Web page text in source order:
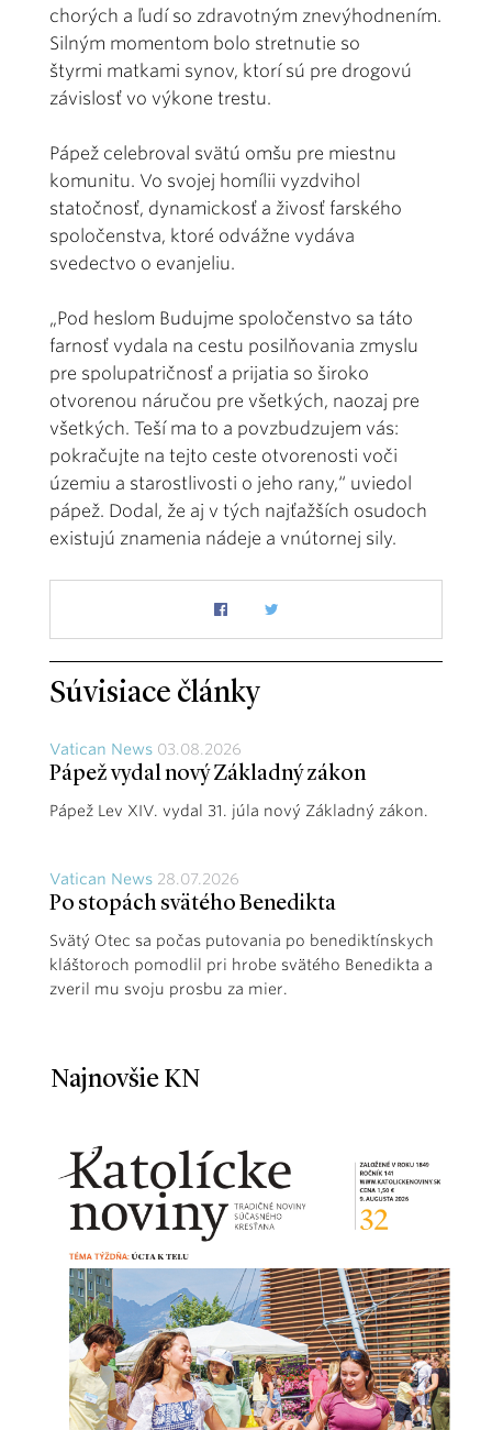
chorých a ľudí so zdravotným znevýhodnením.
Silným momentom bolo stretnutie so
štyrmi matkami synov, ktorí sú pre drogovú
závislosť vo výkone trestu.
Pápež celebroval svätú omšu pre miestnu
komunitu. Vo svojej homílii vyzdvihol
statočnosť, dynamickosť a živosť farského
spoločenstva, ktoré odvážne vydáva
svedectvo o evanjeliu.
„Pod heslom Budujme spoločenstvo sa táto
farnosť vydala na cestu posilňovania zmyslu
pre spolupatričnosť a prijatia so široko
otvorenou náručou pre všetkých, naozaj pre
všetkých. Teší ma to a povzbudzujem vás:
pokračujte na tejto ceste otvorenosti voči
územiu a starostlivosti o jeho rany,“ uviedol
pápež. Dodal, že aj v tých najťažších osudoch
existujú znamenia nádeje a vnútornej sily.
Súvisiace články
Vatican News 03.08.2026
Pápež vydal nový Základný zákon
Pápež Lev XIV. vydal 31. júla nový Základný zákon.
Vatican News 28.07.2026
Po stopách svätého Benedikta
Svätý Otec sa počas putovania po benediktínskych
kláštoroch pomodlil pri hrobe svätého Benedikta a
zveril mu svoju prosbu za mier.
Najnovšie KN